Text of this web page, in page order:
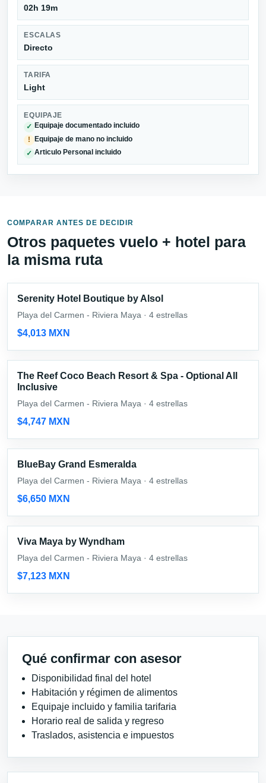
02h 19m
ESCALAS
Directo
TARIFA
Light
EQUIPAJE
✓ Equipaje documentado incluido
! Equipaje de mano no incluido
✓ Articulo Personal incluido
COMPARAR ANTES DE DECIDIR
Otros paquetes vuelo + hotel para
la misma ruta
Serenity Hotel Boutique by Alsol
Playa del Carmen - Riviera Maya · 4 estrellas
$4,013 MXN
The Reef Coco Beach Resort & Spa - Optional All
Inclusive
Playa del Carmen - Riviera Maya · 4 estrellas
$4,747 MXN
BlueBay Grand Esmeralda
Playa del Carmen - Riviera Maya · 4 estrellas
$6,650 MXN
Viva Maya by Wyndham
Playa del Carmen - Riviera Maya · 4 estrellas
$7,123 MXN
Qué confirmar con asesor
Disponibilidad final del hotel
Habitación y régimen de alimentos
Equipaje incluido y familia tarifaria
Horario real de salida y regreso
Traslados, asistencia e impuestos